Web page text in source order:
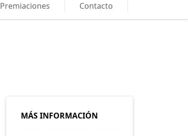
Premiaciones Contacto
MÁS INFORMACIÓN